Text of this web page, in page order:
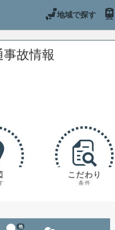
地域で探す
故情報
こだわり
条件
他